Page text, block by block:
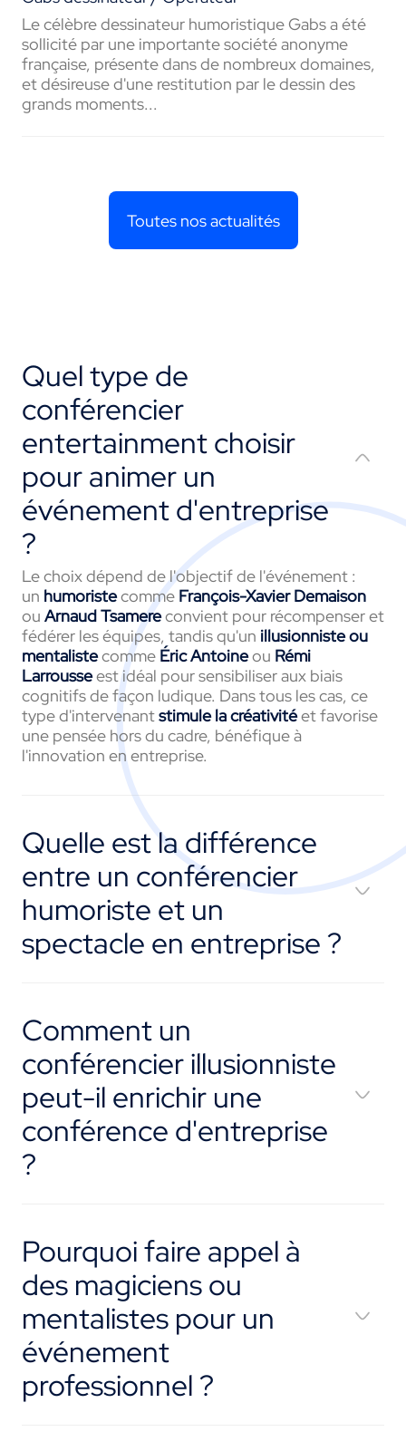
Le célèbre dessinateur humoristique Gabs a été
sollicité par une importante société anonyme
française, présente dans de nombreux domaines,
et désireuse d'une restitution par le dessin des
grands moments...
Toutes nos actualités
Quel type de
conférencier
entertainment choisir
pour animer un
événement d'entreprise
?
Le choix dépend de l'objectif de l'événement :
un humoristecomme François-Xavier Demaison
ou Arnaud Tsamereconvient pour récompenser et
fédérer les équipes, tandis qu'un illusionniste ou
mentalistecomme Éric Antoineou Rémi
Larrousseest idéal pour sensibiliser aux biais
cognitifs de façon ludique. Dans tous les cas, ce
type d'intervenantstimule la créativitéet favorise
une pensée hors du cadre, bénéfique à
l'innovation en entreprise.
Quelle est la différence
entre un conférencier
humoriste et un
spectacle en entreprise ?
Comment un
conférencier illusionniste
peut-il enrichir une
conférence d'entreprise
?
Pourquoi faire appel à
des magiciens ou
mentalistes pour un
événement
professionnel ?